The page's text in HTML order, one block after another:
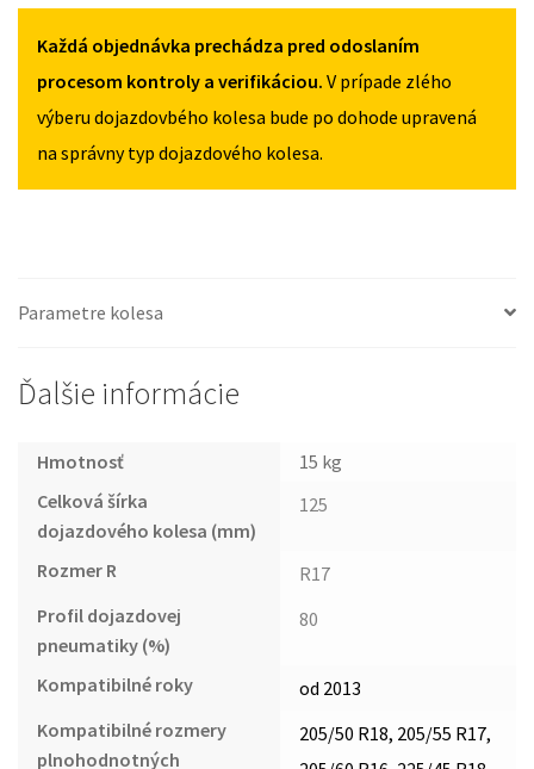
5X108
2013
125/80R17
PICASSO
125/80R17
5X108
Každá objednávka prechádza pred odoslaním
procesom kontroly a verifikáciou. V prípade zlého
výberu dojazdovbého kolesa bude po dohode upravená
na správny typ dojazdového kolesa.
Parametre kolesa
Ďalšie informácie
Hmotnosť
15 kg
Celková šírka
dojazdového kolesa (mm)
125
Rozmer R
R17
Profil dojazdovej
pneumatiky (%)
80
Kompatibilné roky
od 2013
Kompatibilné rozmery
plnohodnotných
205/50 R18, 205/55 R17,